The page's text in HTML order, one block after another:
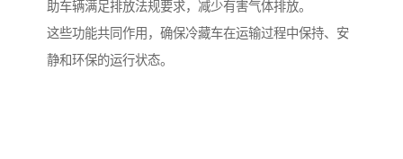
助车辆满足排放法规要求，减少有害气体排放。
这些功能共同作用，确保冷藏车在运输过程中保持、安
静和环保的运行状态。